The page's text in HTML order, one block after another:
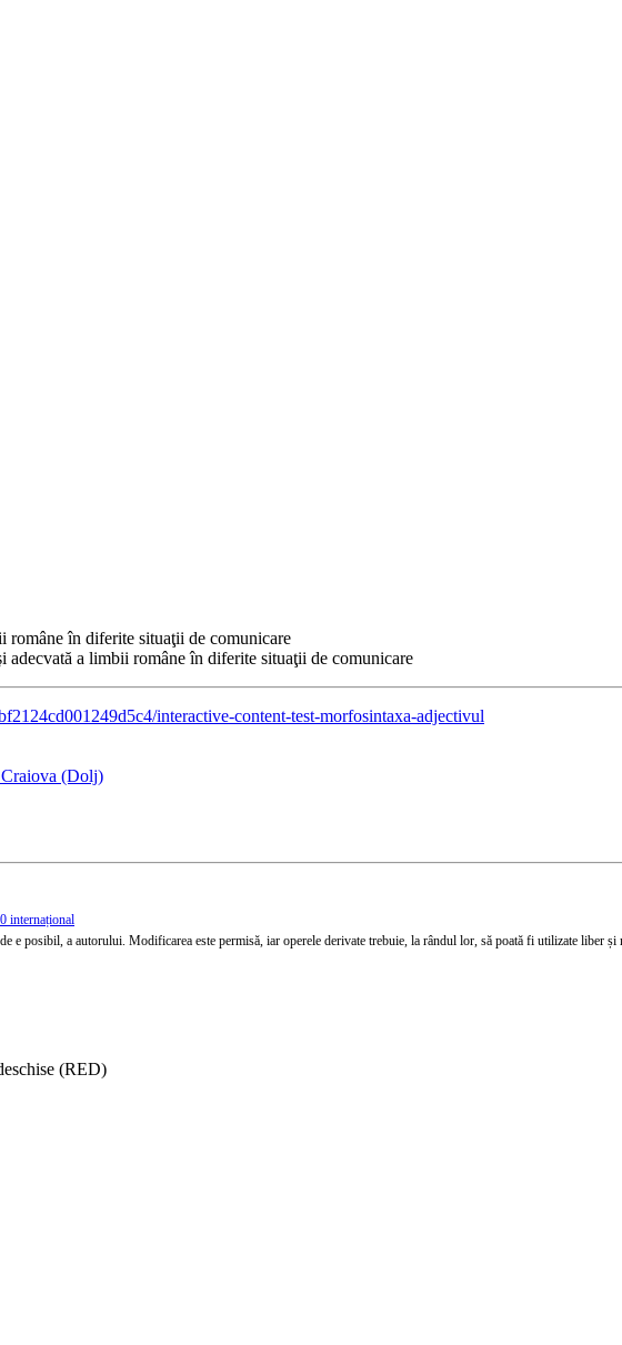
române în diferite situaţii de comunicare
adecvată a limbii române în diferite situaţii de comunicare
interactive-content-test-morfosintaxa-adjectivul
(Dolj)
internațional
e posibil, a autorului. Modificarea este permisă, iar operele derivate trebuie, la rândul lor, să poată fi utilizate liber
(RED)